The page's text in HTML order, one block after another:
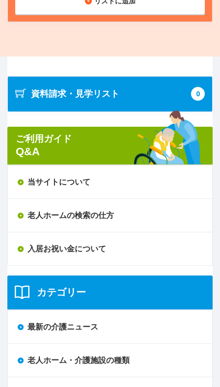
資料請求・見学リスト 0
ご利用ガイド
Q&A
当サイトについて
老人ホームの検索の仕方
入居お祝い金について
カテゴリー
最新の介護ニュース
老人ホーム・介護施設の種類